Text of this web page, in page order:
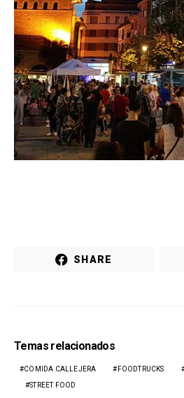
SHARE
Temas relacionados
COMIDA CALLEJERA FOODTRUCKS
STREET FOOD